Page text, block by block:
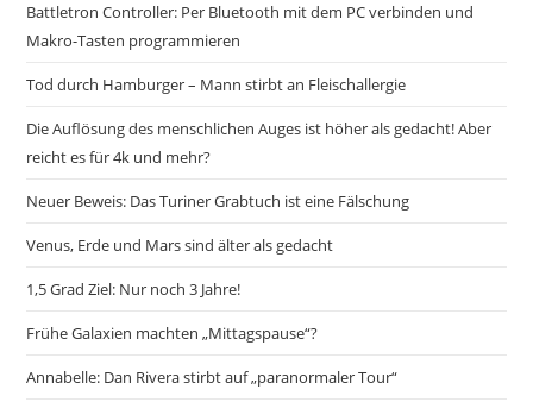
Battletron Controller: Per Bluetooth mit dem PC verbinden und
Makro-Tasten programmieren
Tod durch Hamburger – Mann stirbt an Fleischallergie
Die Auflösung des menschlichen Auges ist höher als gedacht! Aber
reicht es für 4k und mehr?
Neuer Beweis: Das Turiner Grabtuch ist eine Fälschung
Venus, Erde und Mars sind älter als gedacht
1,5 Grad Ziel: Nur noch 3 Jahre!
Frühe Galaxien machten „Mittagspause“?
Annabelle: Dan Rivera stirbt auf „paranormaler Tour“